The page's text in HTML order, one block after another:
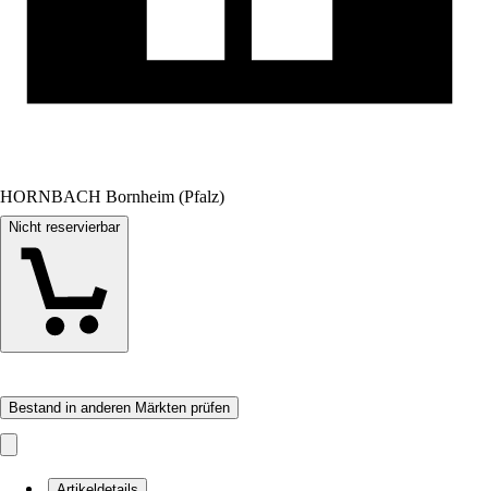
HORNBACH Bornheim (Pfalz)
Nicht reservierbar
Bestand in anderen Märkten prüfen